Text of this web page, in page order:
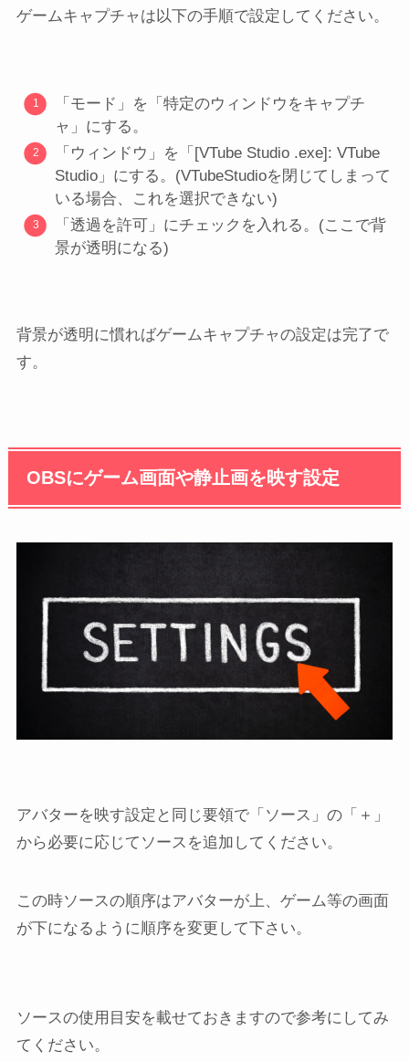
ゲームキャプチャは以下の手順で設定してください。
「モード」を「特定のウィンドウをキャプチ
ャ」にする。
「ウィンドウ」を「[VTube Studio .exe]: VTube
Studio」にする。(VTubeStudioを閉じてしまって
いる場合、これを選択できない)
「透過を許可」にチェックを入れる。(ここで背
景が透明になる)
背景が透明に慣ればゲームキャプチャの設定は完了で
す。
OBSにゲーム画面や静止画を映す設定
アバターを映す設定と同じ要領で「ソース」の「＋」
から必要に応じてソースを追加してください。
この時ソースの順序はアバターが上、ゲーム等の画面
が下になるように順序を変更して下さい。
ソースの使用目安を載せておきますので参考にしてみ
てください。